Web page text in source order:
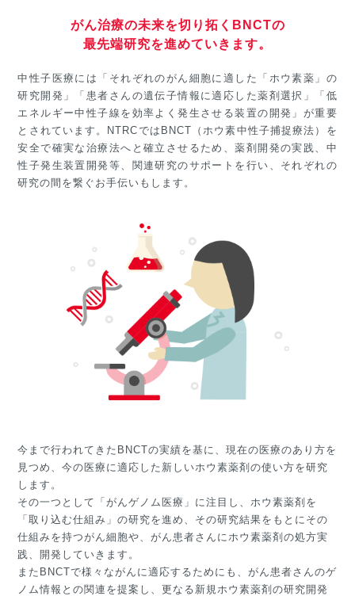
がん治療の未来を切り拓くBNCTの
最先端研究を進めていきます。
中性子医療には「それぞれのがん細胞に適した「ホウ素薬」の
研究開発」「患者さんの遺伝子情報に適応した薬剤選択」「低
エネルギー中性子線を効率よく発生させる装置の開発」が重要
とされています。NTRCではBNCT（ホウ素中性子捕捉療法）を
安全で確実な治療法へと確立させるため、薬剤開発の実践、中
性子発生装置開発等、関連研究のサポートを行い、それぞれの
研究の間を繋ぐお手伝いもします。
今まで行われてきたBNCTの実績を基に、現在の医療のあり方を
見つめ、今の医療に適応した新しいホウ素薬剤の使い方を研究
します。
その一つとして「がんゲノム医療」に注目し、ホウ素薬剤を
「取り込む仕組み」の研究を進め、その研究結果をもとにその
仕組みを持つがん細胞や、がん患者さんにホウ素薬剤の処方実
践、開発していきます。
またBNCTで様々ながんに適応するためにも、がん患者さんのゲ
ノム情報との関連を提案し、更なる新規ホウ素薬剤の研究開発